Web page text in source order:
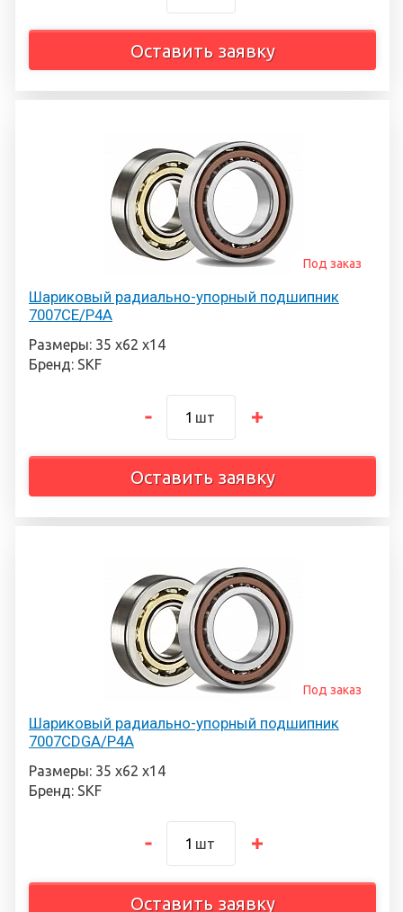
Оставить заявку
Шариковый радиально-упорный подшипник
7007CE/P4A
Под заказ
Размеры: 35 х62 х14
Бренд: SKF
шт
Оставить заявку
Шариковый радиально-упорный подшипник
7007CDGA/P4A
Под заказ
Размеры: 35 х62 х14
Бренд: SKF
шт
Оставить заявку